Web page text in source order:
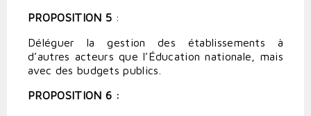
PROPOSITION 5 :
Déléguer la gestion des établissements à
d’autres acteurs que l’Éducation nationale, mais
avec des budgets publics.
PROPOSITION 6 :